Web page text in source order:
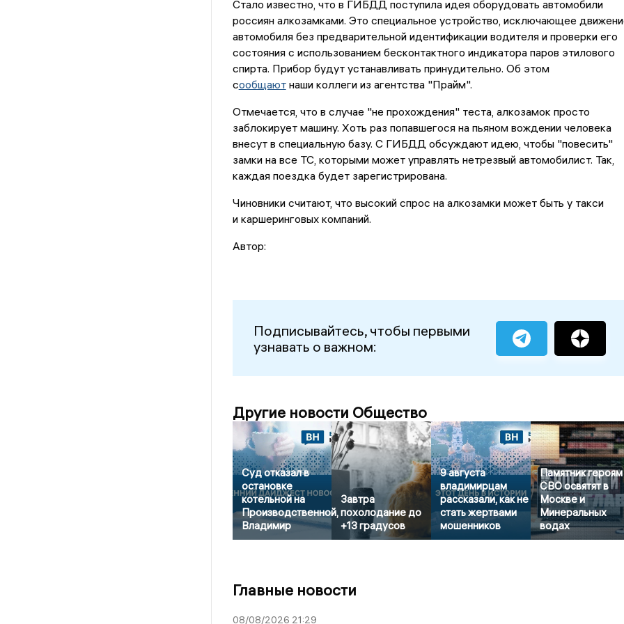
Стало известно, что в ГИБДД поступила идея оборудовать автомобили
россиян алкозамками. Это специальное устройство, исключающее
автомобиля без предварительной идентификации водителя и проверки его
состояния с использованием бесконтактного индикатора паров этилового
спирта. Прибор будут устанавливать принудительно. Об этом
сообщаютнаши коллеги из агентства "Прайм".
Отмечается, что в случае "не прохождения" теста, алкозамок просто
заблокирует машину. Хоть раз попавшегося на пьяном вождении человека
внесут в специальную базу. С ГИБДД обсуждают идею, чтобы "повесить"
замки на все ТС, которыми может управлять нетрезвый автомобилист. Так,
каждая поездка будет зарегистрирована.
Чиновники считают, что высокий спрос на алкозамки может быть у такси
и каршеринговых компаний.
Автор:
Подписывайтесь, чтобы первыми
узнавать о важном:
Другие новости Общество
Суд отказал в
остановке
котельной на
Производственной,
Владимир
Завтра
похолодание до
+13 градусов
9 августа
владимирцам
рассказали, как не
стать жертвами
мошенников
Памятник героям
СВО освятят в
Москве и
Минеральных
водах
Главные новости
08/08/2026 21:29